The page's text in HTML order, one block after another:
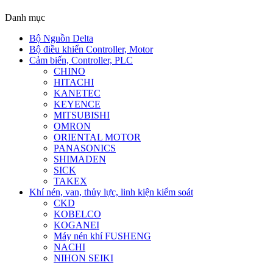
Danh mục
Bộ Nguồn Delta
Bộ điều khiển Controller, Motor
Cảm biến, Controller, PLC
CHINO
HITACHI
KANETEC
KEYENCE
MITSUBISHI
OMRON
ORIENTAL MOTOR
PANASONICS
SHIMADEN
SICK
TAKEX
Khí nén, van, thủy lực, linh kiện kiểm soát
CKD
KOBELCO
KOGANEI
Máy nén khí FUSHENG
NACHI
NIHON SEIKI